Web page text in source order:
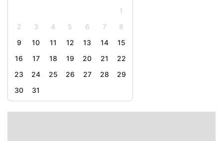
1
2
3 4 5 6 7
8
9
10 11 12 13 14
15
16
17 18 19 20 21
22
23
24 25 26 27 28
29
30
31